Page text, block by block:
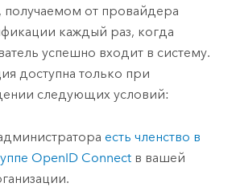
получаемом от провайдера
каждый раз, когда
успешно входит в систему.
доступна только при
следующих условий:
есть членство в
OpenID Connect в вашей